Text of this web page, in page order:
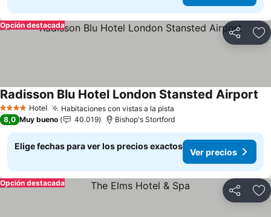
Compartir
Opción destacada
4 EstrellasHotel Habitaciones con vistas a la pista
Radisson Blu Hotel London Stansted Airport
8,0 Muy bueno 40.019 Bishop's Stortford
Elige fechas para ver los precios exactos
Ver precios
Compartir
Opción destacada